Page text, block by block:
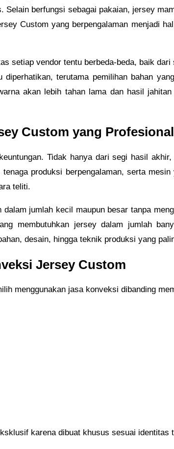
Selain berfungsi sebagai pakaian, jersey
Custom yang berpengalaman menjadi
setiap vendor tentu berbeda-beda, baik
diperhatikan, terutama pemilihan bahan
akan lebih tahan lama dan hasil
Custom yang
Tidak hanya dari segi hasil
produksi berpengalaman, serta
teliti.
jumlah kecil maupun besar tanpa
membutuhkan jersey dalam jumlah
desain, hingga teknik produksi yang
Jersey Custom
menggunakan jasa konveksi dibanding
karena dibuat khusus sesuai identitas